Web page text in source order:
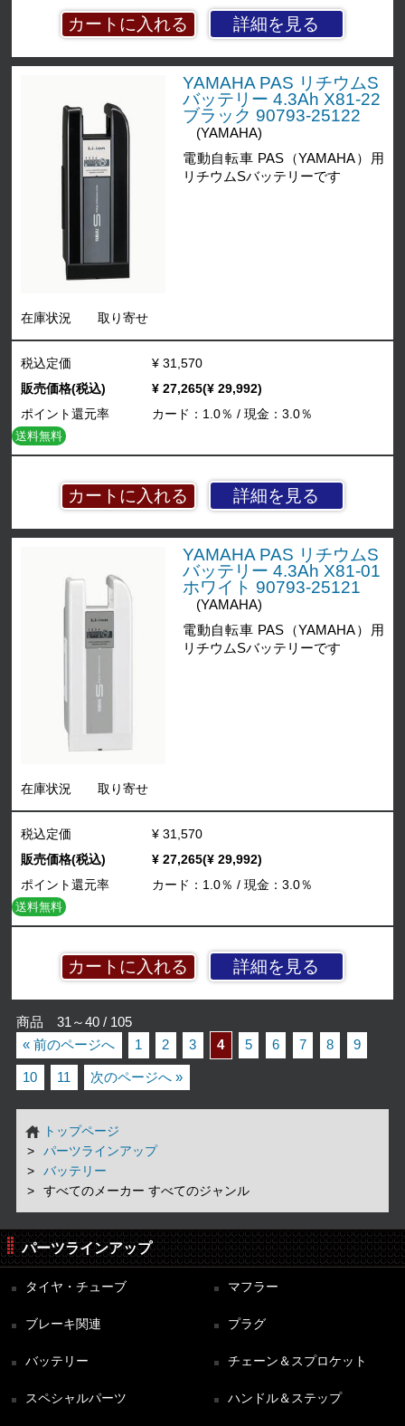
詳細を見る
YAMAHA PAS リチウムS
バッテリー 4.3Ah X81-22
ブラック 90793-25122
(YAMAHA)
電動自転車 PAS（YAMAHA）用
リチウムSバッテリーです
在庫状況 取り寄せ
詳細を見る
税込定価
¥ 31,570
販売価格(税込)
¥ 27,265(¥ 29,992)
ポイント還元率
カード：1.0％ / 現金：3.0％
送料無料
YAMAHA PAS リチウムS
バッテリー 4.3Ah X81-01
ホワイト 90793-25121
(YAMAHA)
電動自転車 PAS（YAMAHA）用
リチウムSバッテリーです
在庫状況 取り寄せ
詳細を見る
税込定価
¥ 31,570
販売価格(税込)
¥ 27,265(¥ 29,992)
ポイント還元率
カード：1.0％ / 現金：3.0％
送料無料
商品 31～40 / 105
« 前のページへ
1 2 3 4 5 6 7 8 9
10 11 次のページへ »
トップページ
パーツラインアップ
バッテリー
すべてのメーカー すべてのジャンル
パーツラインアップ
タイヤ・チューブ マフラー
ブレーキ関連 プラグ
バッテリー チェーン＆スプロケット
スペシャルパーツ ハンドル＆ステップ